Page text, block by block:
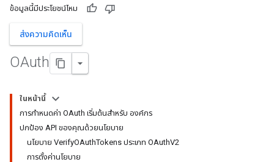
ข้อมูลนี้มีประโยชน์ไหม
ส่งความคิดเห็น
OAuth
ในหน้านี้
การกำหนดค่า OAuth เริ่มต้นสำหรับ องค์กร
ปกป้อง API ของคุณด้วยนโยบาย
นโยบาย VerifyOAuthTokens ประเภท OAuthV2
การตั้งค่านโยบาย